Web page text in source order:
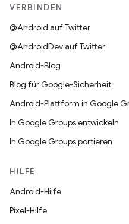
VERBINDEN
@Android auf Twitter
@AndroidDev auf Twitter
Android-Blog
Blog für Google-Sicherheit
Android-Plattform in Google
In Google Groups entwickeln
In Google Groups portieren
HILFE
Android-Hilfe
Pixel-Hilfe